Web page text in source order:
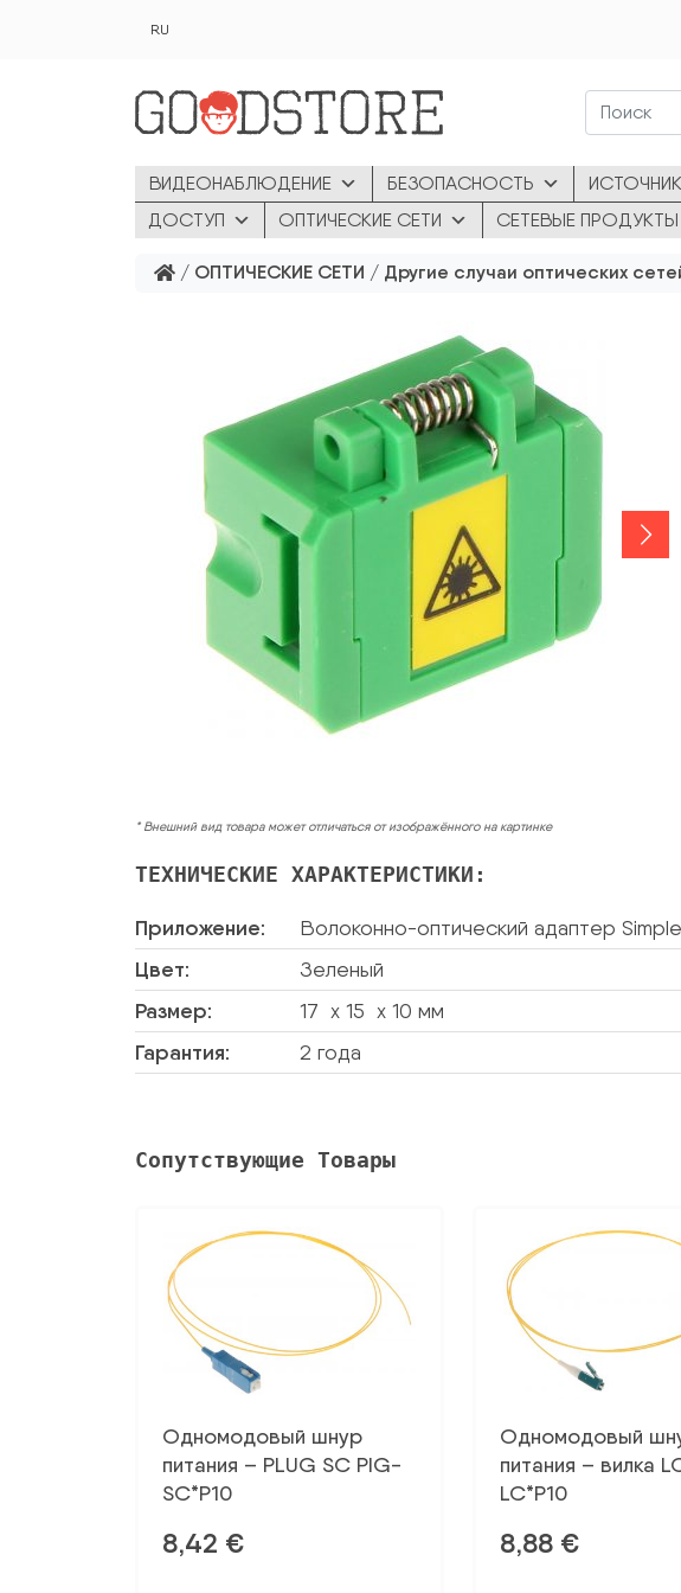
RU
ВИДЕОНАБЛЮДЕНИЕ БЕЗОПАСНОСТЬ
ДОСТУП
ОПТИЧЕСКИЕ СЕТИ СЕТЕВЫЕ ПРОДУКТЫ
/ ОПТИЧЕСКИЕ СЕТИ / Другие случаи оптических
* Внешний вид товара может отличаться от изображённого на картинке
ТЕХНИЧЕСКИЕ ХАРАКТЕРИСТИКИ:
Приложение: Волоконно-оптический адаптер
Цвет: Зеленый
Размер: 17 x 15 x 10 мм
Гарантия: 2 года
Сопутствующие Товары
Одномодовый шнур
питания – PLUG SC PIG-
SC*P10
8,42 €
Одномодовый
питания – вилка
LC*P10
8,88 €